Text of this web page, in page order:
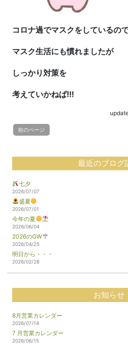
コロナ過でマスクをしているの
マスク生活にも慣れましたが
しっかり対策を
考えていかねば!!!
前のページ
最近のブログ
七夕
2026/07/07
盛夏
2026/07/01
今年の夏
2026/06/04
2026のGW
2026/04/25
明日から・・・
2026/02/28
お知らせ
8月営業カレンダー
2026/07/14
7 月営業カレンダー
2026/06/15